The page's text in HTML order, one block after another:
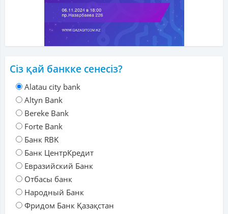
Сіз қай банкке сенесіз?
Alatau city bank
Altyn Bank
Bereke Bank
Forte Bank
Банк RBK
Банк ЦентрКредит
Евразийский Банк
Отбасы банк
Народный Банк
Фридом Банк Қазақстан